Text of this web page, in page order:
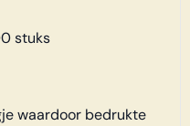
bedrukte